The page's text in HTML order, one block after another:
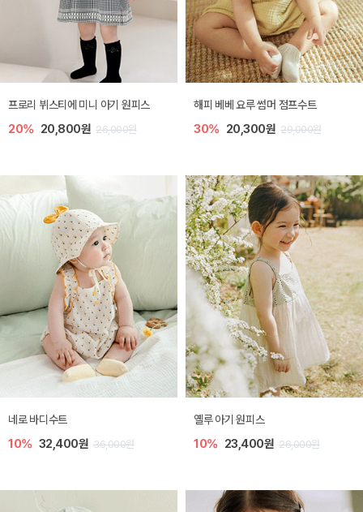
프로리 뷔스티에 미니 아기 원피스
20% 20,800원 26,000원
해피 베베 요루 썸머 점프수트
30% 20,300원 29,000원
네로 바디수트
10% 32,400원 36,000원
옐루 아기 원피스
10% 23,400원 26,000원